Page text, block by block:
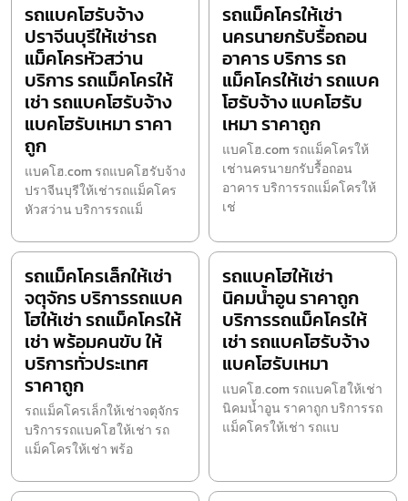
รถแบคโฮรับจ้าง
ปราจีนบุรีให้เช่ารถ
แม็คโครหัวสว่าน
บริการ รถแม็คโครให้
เช่า รถแบคโฮรับจ้าง
แบคโฮรับเหมา ราคา
ถูก
แบคโฮ.com รถแบคโฮรับจ้าง
ปราจีนบุรีให้เช่ารถแม็คโคร
หัวสว่าน บริการรถแม็
รถแม็คโครให้เช่า
นครนายกรับรื้อถอน
อาคาร บริการ รถ
แม็คโครให้เช่า รถแบค
โฮรับจ้าง แบคโฮรับ
เหมา ราคาถูก
แบคโฮ.com รถแม็คโครให้
เช่านครนายกรับรื้อถอน
อาคาร บริการรถแม็คโครให้
เช่
รถแม็คโครเล็กให้เช่า
จตุจักร บริการรถแบค
โฮให้เช่า รถแม็คโครให้
เช่า พร้อมคนขับ ให้
บริการทั่วประเทศ
ราคาถูก
รถแม็คโครเล็กให้เช่าจตุจักร
บริการรถแบคโฮให้เช่า รถ
แม็คโครให้เช่า พร้อ
รถแบคโฮให้เช่า
นิคมน้ำอูน ราคาถูก
บริการรถแม็คโครให้
เช่า รถแบคโฮรับจ้าง
แบคโฮรับเหมา
แบคโฮ.com รถแบคโฮให้เช่า
นิคมน้ำอูน ราคาถูก บริการรถ
แม็คโครให้เช่า รถแบ